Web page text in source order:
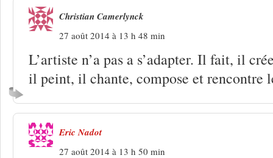
Christian Camerlynck
27 août 2014 à 13 h 48 min
L’artiste n’a pas a s’adapter. Il fait, il
il peint, il chante, compose et rencontre
Eric Nadot
27 août 2014 à 13 h 50 min